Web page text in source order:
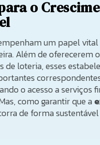
o
um papel vital
Além de oferecerem
de loteria, esses
o acesso a serviços
como garantir que a
de forma